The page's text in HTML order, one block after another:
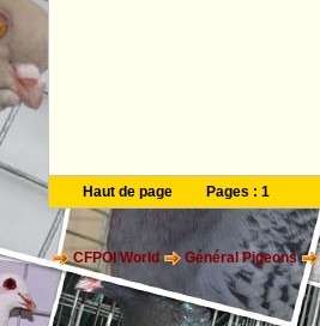
Haut de page Pages : 1
CFPOI World Général Pigeons